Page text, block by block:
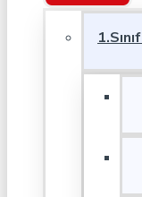
1.Sınıf